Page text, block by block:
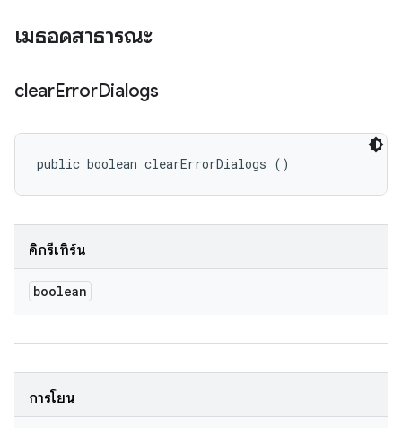
เมธอดสาธารณะ
clearErrorDialogs
public boolean clearErrorDialogs ()
คิกรีเทิร์น
boolean
การโยน